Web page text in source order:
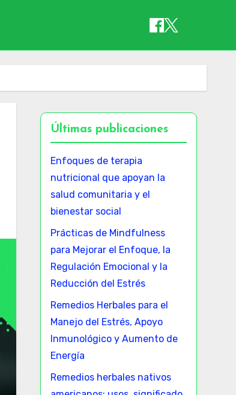
Últimas publicaciones
Enfoques de terapia
nutricional que apoyan la
salud comunitaria y el
bienestar social
Prácticas de Mindfulness
para Mejorar el Enfoque, la
Regulación Emocional y la
Reducción del Estrés
Remedios Herbales para el
Manejo del Estrés, Apoyo
Inmunológico y Aumento de
Energía
Remedios herbales nativos